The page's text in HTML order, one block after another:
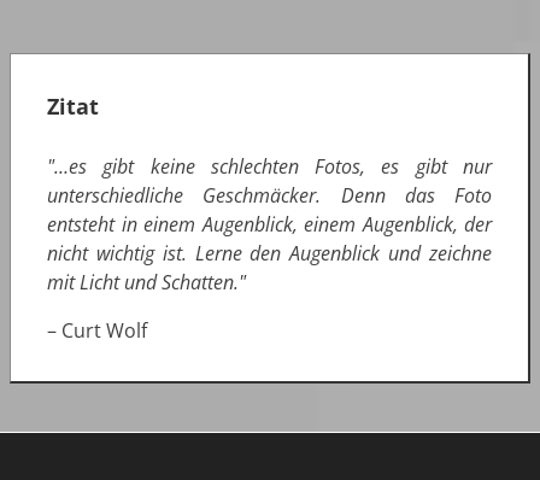
Zitat
"…es gibt keine schlechten Fotos, es gibt nur
unterschiedliche Geschmäcker. Denn das Foto
entsteht in einem Augenblick, einem Augenblick, der
nicht wichtig ist. Lerne den Augenblick und zeichne
mit Licht und Schatten."
– Curt Wolf